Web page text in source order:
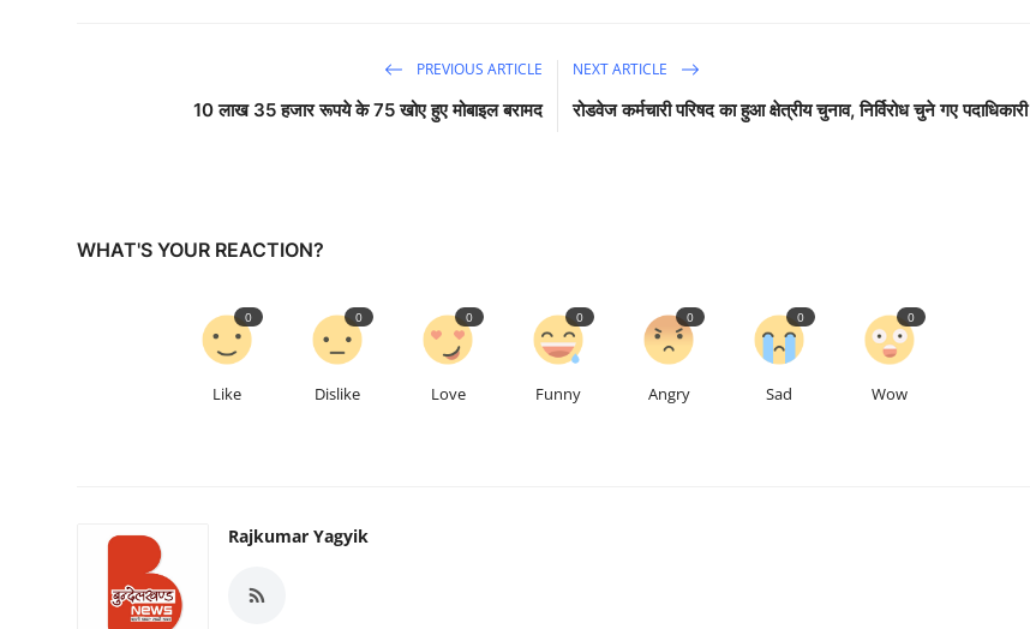
PREVIOUS ARTICLE
10 लाख 35 हजार रूपये के 75 खोए हुए मोबाइल बरामद
NEXT ARTICLE
रोडवेज कर्मचारी परिषद का हुआ क्षेत्रीय चुनाव, निर्विरोध चुने गए पदाधिकारी
WHAT'S YOUR REACTION?
Like
0
Dislike
0
Love
0
Funny
0
Angry
0
Sad
0
Wow
0
Rajkumar Yagyik